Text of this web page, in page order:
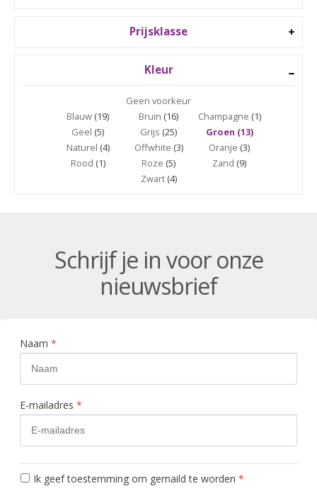
Prijsklasse
Kleur
Geen voorkeur
Blauw (19) Bruin (16) Champagne (1)
Geel (5) Grijs (25)
Groen (13)
Naturel (4) Offwhite (3) Oranje (3)
Rood (1) Roze (5) Zand (9)
Zwart(4)
Schrijf je in voor onze
nieuwsbrief
Naam *
E-mailadres *
Ik geef toestemming om gemaild te worden *